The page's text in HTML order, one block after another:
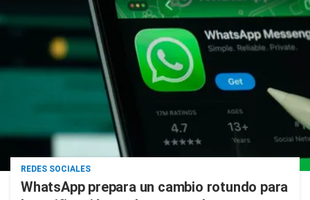
REDES SOCIALES
WhatsApp prepara un cambio rotundo para